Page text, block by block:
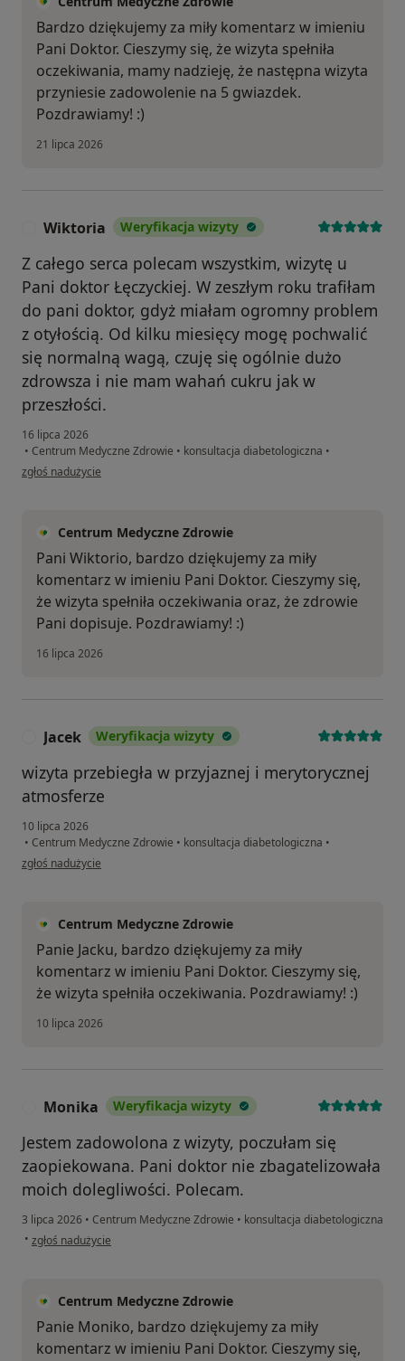
Bardzo dziękujemy za miły komentarz w imieniu
Pani Doktor. Cieszymy się, że wizyta spełniła
oczekiwania, mamy nadzieję, że następna wizyta
przyniesie zadowolenie na 5 gwiazdek.
Pozdrawiamy! :)
21 lipca 2026
Wiktoria Weryfikacja wizyty
Z całego serca polecam wszystkim, wizytę u
Pani doktor Łęczyckiej. W zeszłym roku trafiłam
do pani doktor, gdyż miałam ogromny problem
z otyłością. Od kilku miesięcy mogę pochwalić
się normalną wagą, czuję się ogólnie dużo
zdrowsza i nie mam wahań cukru jak w
przeszłości.
16 lipca 2026
• Centrum Medyczne Zdrowie • konsultacja diabetologiczna •
w opinii użytkownika Wiktoria
zgłoś nadużycie
Centrum Medyczne Zdrowie
Pani Wiktorio, bardzo dziękujemy za miły
komentarz w imieniu Pani Doktor. Cieszymy się,
że wizyta spełniła oczekiwania oraz, że zdrowie
Pani dopisuje. Pozdrawiamy! :)
16 lipca 2026
Jacek Weryfikacja wizyty
wizyta przebiegła w przyjaznej i merytorycznej
atmosferze
10 lipca 2026
• Centrum Medyczne Zdrowie • konsultacja diabetologiczna •
w opinii użytkownika Jacek
zgłoś nadużycie
Centrum Medyczne Zdrowie
Panie Jacku, bardzo dziękujemy za miły
komentarz w imieniu Pani Doktor. Cieszymy się,
że wizyta spełniła oczekiwania. Pozdrawiamy! :)
10 lipca 2026
Monika Weryfikacja wizyty
Jestem zadowolona z wizyty, poczułam się
zaopiekowana. Pani doktor nie zbagatelizowała
moich dolegliwości. Polecam.
3 lipca 2026 • Centrum Medyczne Zdrowie • konsultacja diabetologiczna
• w opinii użytkownika Monika
zgłoś nadużycie
Centrum Medyczne Zdrowie
Panie Moniko, bardzo dziękujemy za miły
komentarz w imieniu Pani Doktor. Cieszymy się,